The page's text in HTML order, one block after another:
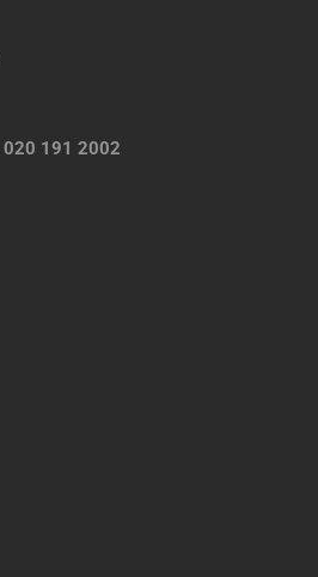
020 191 2002